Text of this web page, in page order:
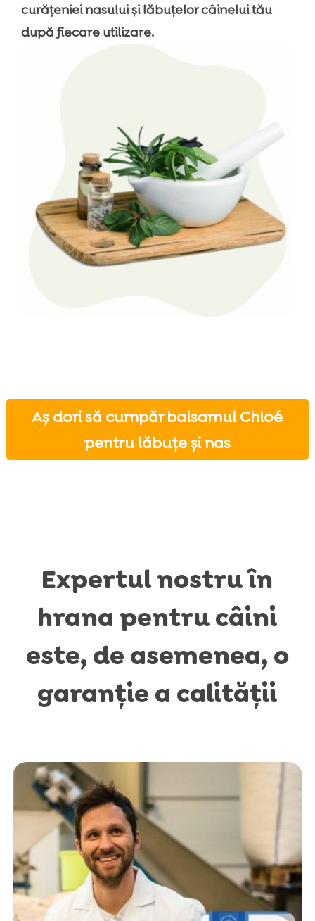
curățeniei nasului și lăbuțelor câinelui tău
după fiecare utilizare.
Aș dori să cumpăr balsamul Chloé
pentru lăbuțe și nas
Expertul nostru în
hrana pentru câini
este, de asemenea, o
garanție a calității